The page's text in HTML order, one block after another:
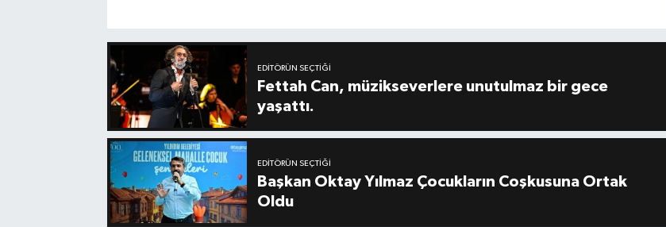
EDITÖRÜN SEÇTIĞI
Fettah Can, müzikseverlere unutulmaz bir gece
yaşattı.
EDITÖRÜN SEÇTIĞI
Başkan Oktay Yılmaz Çocukların Coşkusuna Ortak
Oldu